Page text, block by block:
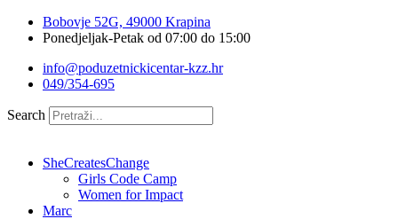
Bobovje 52G, 49000 Krapina
Ponedjeljak-Petak od 07:00 do 15:00
info@poduzetnickicentar-kzz.hr
049/354-695
Search
SheCreatesChange
Girls Code Camp
Women for Impact
Marc